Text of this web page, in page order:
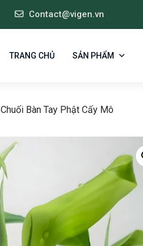
Contact@vigen.vn
TRANG CHỦ SẢN PHẨM
Chuối Bàn Tay Phật Cấy Mô